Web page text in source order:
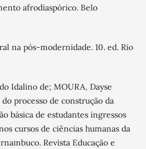
afrodiaspórico. Belo
na pós-modernidade. 10. ed. Rio
Idalino de; MOURA, Dayse
processo de construção da
básica de estudantes ingressos
cursos de ciências humanas da
Revista Educação e